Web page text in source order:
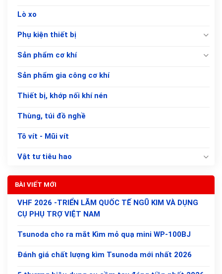
Lò xo
Phụ kiện thiết bị
Sản phẩm cơ khí
Sản phẩm gia công cơ khí
Thiết bị, khớp nối khí nén
Thùng, túi đồ nghề
Tô vít - Mũi vít
Vật tư tiêu hao
BÀI VIẾT MỚI
VHF 2026 -TRIỂN LÃM QUỐC TẾ NGŨ KIM VÀ DỤNG
CỤ PHỤ TRỢ VIỆT NAM
Tsunoda cho ra mắt Kìm mỏ quạ mini WP-100BJ
Đánh giá chất lượng kìm Tsunoda mới nhất 2026